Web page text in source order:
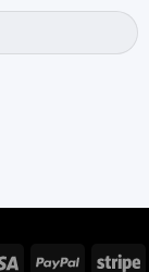
Visa PayPal